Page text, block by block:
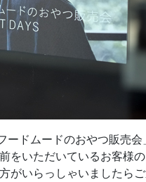
ドムードのおやつ販売会
をいただいているお客様
がいらっしゃいましたら